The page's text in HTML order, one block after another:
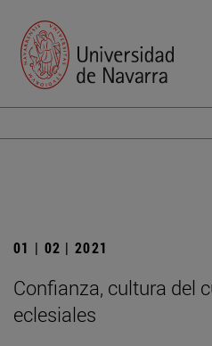
01 | 02 | 2021
Confianza, cultura del
eclesiales